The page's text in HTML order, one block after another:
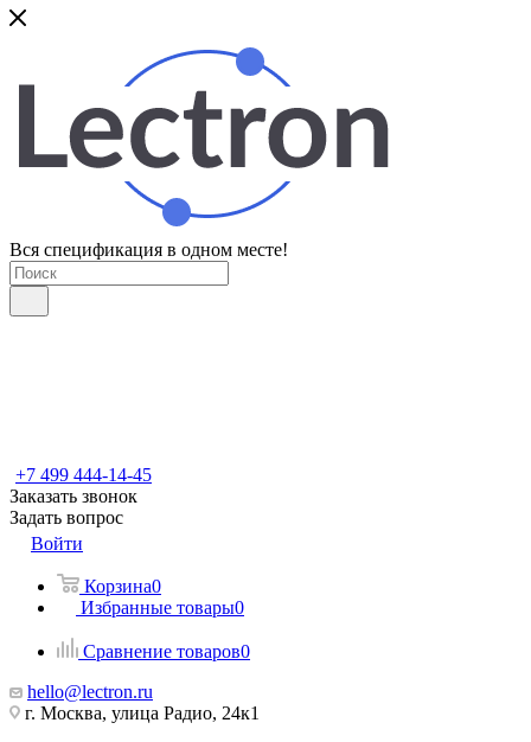
Вся спецификация в одном месте!
+7 499 444-14-45
Заказать звонок
Задать вопрос
Войти
Корзина0
Избранные товары0
Сравнение товаров0
hello@lectron.ru
г. Москва, улица Радио, 24к1